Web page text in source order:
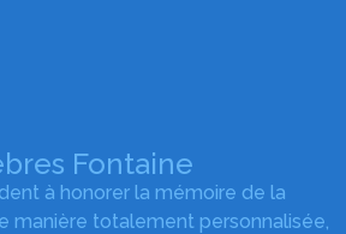
Fontaine
à honorer la mémoire de la
manière totalement personnalisée,